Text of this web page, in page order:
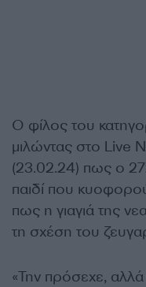
Ο φίλος του
μιλώντας στο Live
(23.02.24) πως ο
παιδί που
πως η γιαγιά της
τη σχέση του
«Την πρόσεχε, αλλά